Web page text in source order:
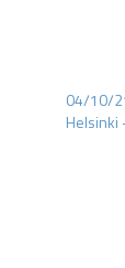
04/10/
Helsinki